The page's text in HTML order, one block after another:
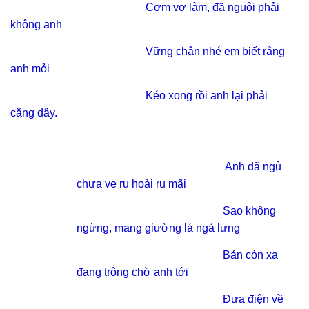
Cơm vợ làm, đã nguội phải
không anh
Vững chân nhé em biết rằng
anh mỏi
Kéo xong rồi anh lại phải
căng dây.
Anh đã ngủ
chưa ve ru hoài ru mãi
Sao không
ngừng, mang giường lá ngả lưng
Bản còn xa
đang trông chờ anh tới
Đưa điện về